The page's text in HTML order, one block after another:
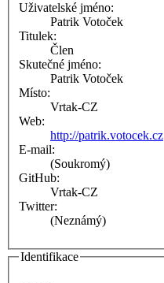
Uživatelské jméno:
Patrik Votoček
Titulek:
Člen
Skutečné jméno:
Patrik Votoček
Místo:
Vrtak-CZ
Web:
http://patrik.votocek.cz
E-mail:
(Soukromý)
GitHub:
Vrtak-CZ
Twitter:
(Neznámý)
Identifikace